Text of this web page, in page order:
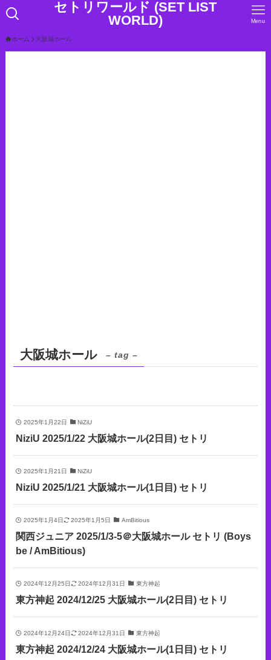
セトリワールド (SET LIST
WORLD)
Menu
ホーム 大阪城ホール
大阪城ホール – tag –
2025年1月22日 NiZiU
NiziU 2025/1/22 大阪城ホール(2日目) セトリ
2025年1月21日 NiZiU
NiziU 2025/1/21 大阪城ホール(1日目) セトリ
2025年1月4日 2025年1月5日 AmBitious
関西ジュニア 2025/1/3-5＠大阪城ホール セトリ (Boys
be / AmBitious)
2024年12月25日 2024年12月31日 東⽅神起
東方神起 2024/12/25 大阪城ホール(2日目) セトリ
2024年12月24日 2024年12月31日 東⽅神起
東方神起 2024/12/24 大阪城ホール(1日目) セトリ